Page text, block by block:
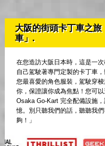
大阪的街頭卡丁車之
車」.
在您造訪大阪日本時，這是一
自己駕駛著專門定製的卡丁車
您最喜愛的角色服裝，駕駛穿
你，保證讓你成為焦點！您可
Osaka Go-Kart 完全配備設施
憶。別只聽我們的話，聽聽我
夠！」